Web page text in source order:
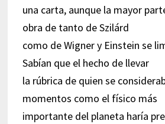
una carta, aunque la mayor
obra de tanto de Szilárd
como de Wigner y Einstein se
Sabían que el hecho de llevar
la rúbrica de quien se
momentos como el físico más
importante del planeta haría